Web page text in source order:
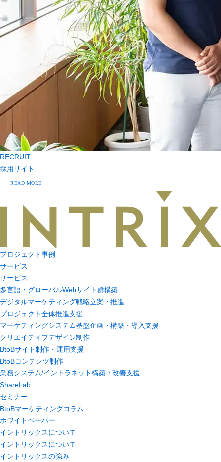
RECRUIT
採用サイト
READ MORE
プロジェクト事例
サービス
サービス
多言語・グローバルWebサイト群構築
デジタルマーケティング戦略立案・推進
プロジェクト全体推進支援
マーケティングシステム基盤企画・構築・導入支援
クリエイティブデザイン制作
BtoBサイト制作・運用支援
BtoBコンテンツ制作
業務システム/イントラネット構築・改善支援
ShareLab
セミナー
BtoBマーケティングコラム
ホワイトペーパー
イントリックスについて
イントリックスについて
イントリックスの強み